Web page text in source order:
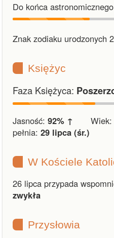
Do końca
Znak zodiaku urodzonych
Księżyc
Faza Księżyca:
Jasność: 92% ↑ Wiek:
pełnia: 29 lipca (śr.)
W Kościele
26 lipca przypada
zwykła
Przysłowia